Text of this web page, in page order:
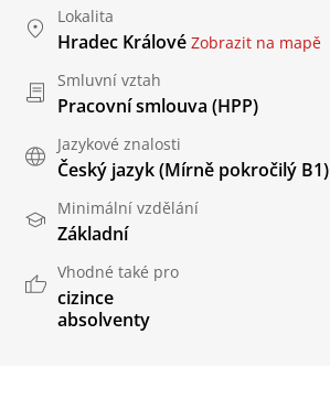
Lokalita
Hradec Králové Zobrazit na mapě
Smluvní vztah
Pracovní smlouva (HPP)
Jazykové znalosti
Český jazyk(Mírně pokročilý B1)
Minimální vzdělání
Základní
Vhodné také pro
cizince
absolventy